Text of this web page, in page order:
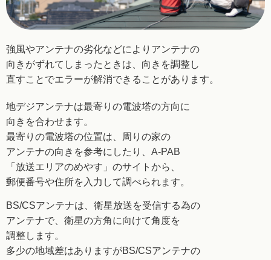
強風やアンテナの劣化などによりアンテナの
向きがずれてしまったときは、向きを調整し
直すことでエラーが解消できることがあります。
地デジアンテナは最寄りの電波塔の方向に
向きを合わせます。
最寄りの電波塔の位置は、周りの家の
アンテナの向きを参考にしたり、A-PAB
「放送エリアのめやす」のサイトから、
郵便番号や住所を入力して調べられます。
BS/CSアンテナは、衛星放送を受信する為の
アンテナで、衛星の方角に向けて角度を
調整します。
多少の地域差はありますがBS/CSアンテナの